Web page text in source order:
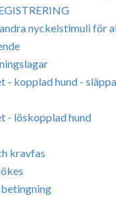
nyckelstimuli för
- kopplad hund -
- löskopplad hund
kravfas